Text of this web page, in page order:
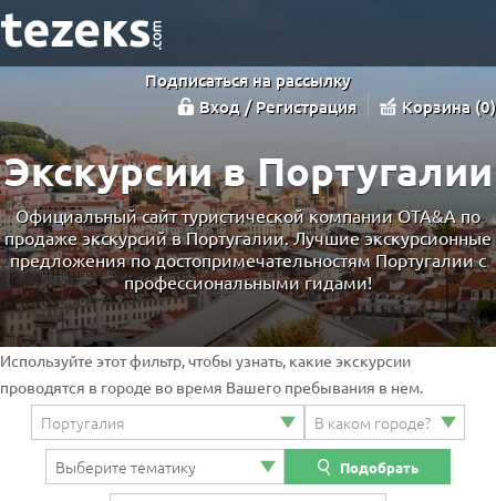
Подписаться на рассылку
Вход / Регистрация
Корзина 0
Экскурсии в Португалии
Официальный сайт туристической компании OTA&A по
продаже экскурсий в Португалии. Лучшие экскурсионные
предложения по достопримечательностям Португалии с
профессиональными гидами!
Используйте этот фильтр, чтобы узнать, какие экскурсии
проводятся в городе во время Вашего пребывания в нем.
Подобрать